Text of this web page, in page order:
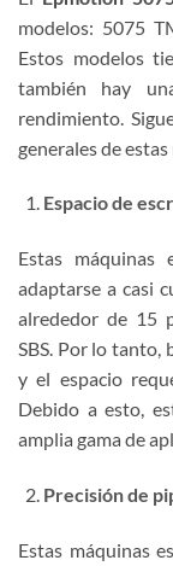
modelos: 5075
Estos modelos
también hay
rendimiento.
generales de
Espacio de
Estas máquinas
adaptarse a casi
alrededor de 15
SBS. Por lo tanto,
y el espacio
Debido a esto,
amplia gama de
Precisión de
Estas máquinas